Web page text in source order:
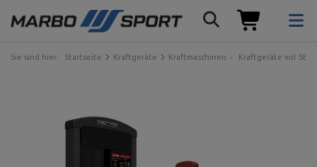
Sie sind hier: Startseite Kraftgeräte Kraftmaschinen Kraftgeräte mit